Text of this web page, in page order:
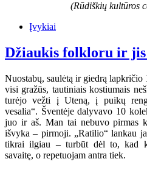
(Rūdiškių kultūros
Įvykiai
Džiaukis folkloru ir
Nuostabų, saulėtą ir giedrą
visi gražūs, tautiniais kostiumais
turėjo vežti į Uteną, į puikų
vesalia“. Šventėje dalyvavo 10
juo ir aš. Man tai nebuvo pirmas
išvyka – pirmoji. „Ratilio“ lankau
tikrai ilgiau – turbūt dėl to, kad
savaitę, o repetuojam antra tiek.